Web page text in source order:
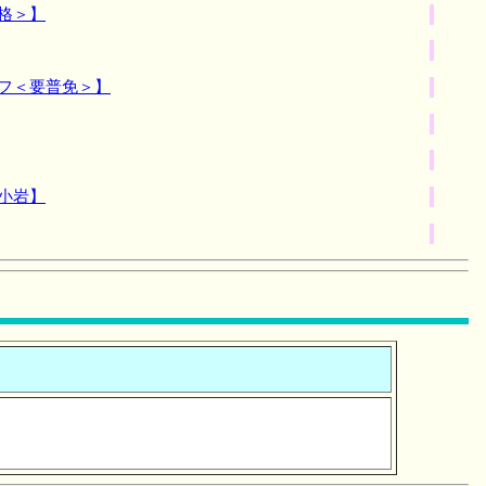
＞】
要普免＞】
岩】